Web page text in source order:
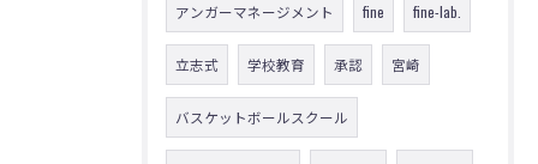
アンガーマネージメント fine fine-lab.
立志式 学校教育 承認 宮崎
バスケットボールスクール